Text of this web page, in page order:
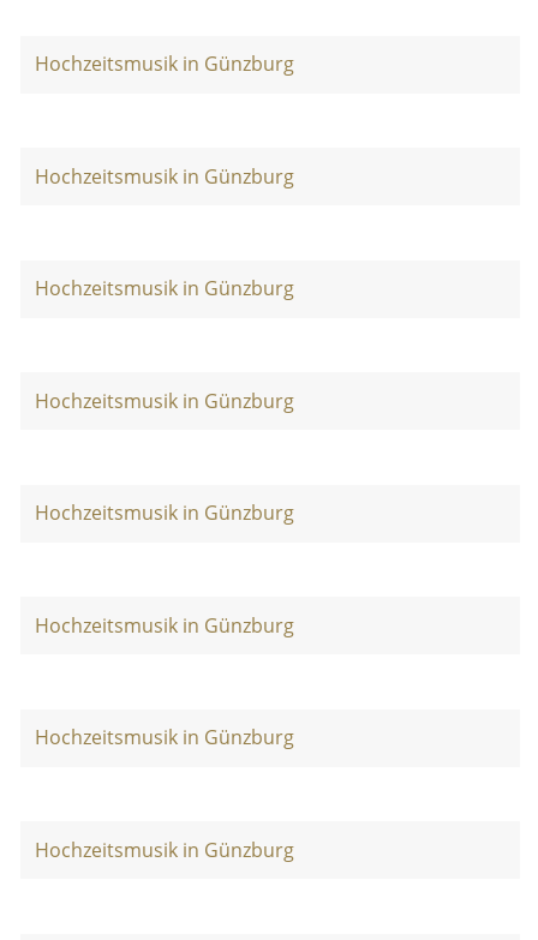
Hochzeitsmusik in Günzburg
Hochzeitsmusik in Günzburg
Hochzeitsmusik in Günzburg
Hochzeitsmusik in Günzburg
Hochzeitsmusik in Günzburg
Hochzeitsmusik in Günzburg
Hochzeitsmusik in Günzburg
Hochzeitsmusik in Günzburg